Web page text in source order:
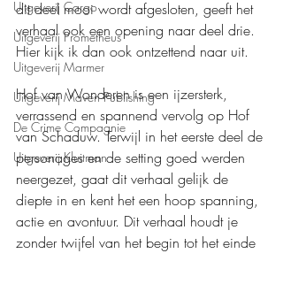
Uitgeverij Cargo
Uitgeverij Prometheus
Uitgeverij Marmer
Uitgeverij Maven Publishing
De Crime Compagnie
Uitgeverij Kluitman
dit deel mooi wordt afgesloten, geeft het
verhaal ook een opening naar deel drie.
Hier kijk ik dan ook ontzettend naar uit.
Hof van Wonderen is een ijzersterk,
verrassend en spannend vervolg op Hof
van Schaduw. Terwijl in het eerste deel de
personages en de setting goed werden
neergezet, gaat dit verhaal gelijk de
diepte in en kent het een hoop spanning,
actie en avontuur. Dit verhaal houdt je
zonder twijfel van het begin tot het einde